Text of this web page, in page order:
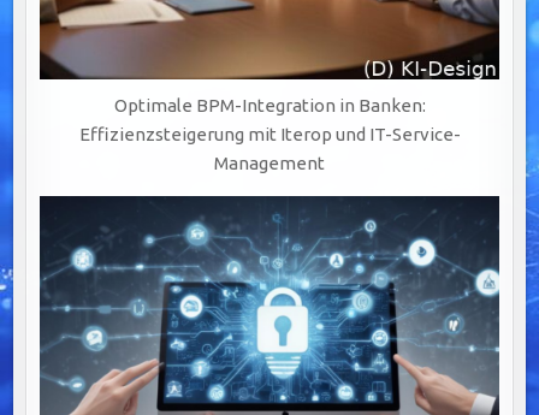
Optimale BPM-Integration in Banken:
Effizienzsteigerung mit Iterop und IT-Service-
Management